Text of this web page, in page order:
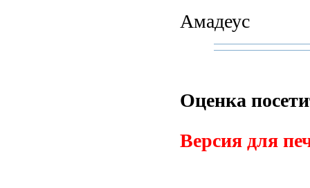
Амадеус
Оценка
Версия для